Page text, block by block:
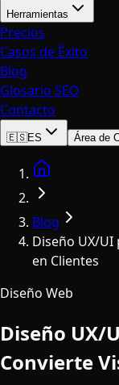
Herramientas
Precios
Casos de Éxito
Blog
Glosario SEO
Contacto
Inglés
Italiano
🇪🇸ES Área de
Blog
Diseño UX/
en Clientes
Diseño Web
Diseño UX/
Convierte